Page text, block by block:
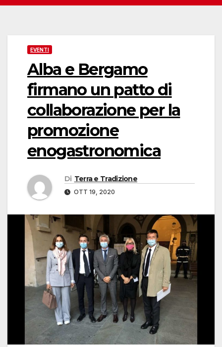
EVENTI
Alba e Bergamo
firmano un patto di
collaborazione per la
promozione
enogastronomica
Di Terra e Tradizione
OTT 19, 2020